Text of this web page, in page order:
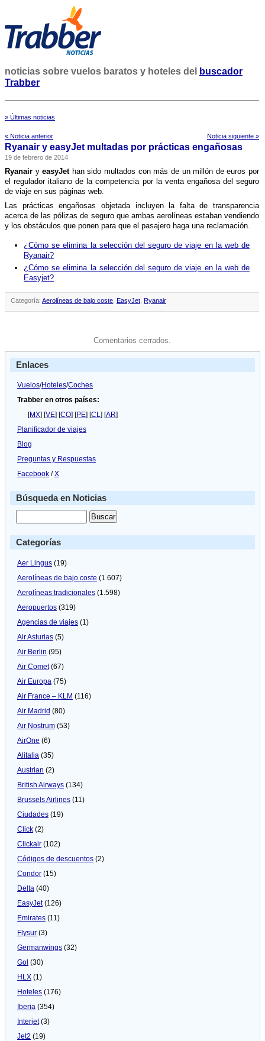
noticias sobre vuelos baratos y hoteles del
buscador
Trabber
» Últimas noticias
« Noticia anterior Noticia siguiente »
Ryanair y easyJet multadas por prácticas engañosas
19 de febrero de 2014
Ryanair yeasyJet han sido multados con más de un millón de euros por
el regulador italiano de la competencia por la venta engañosa del seguro
de viaje en sus páginas web.
Las prácticas engañosas objetada incluyen la falta de transparencia
acerca de las pólizas de seguro que ambas aerolí­neas estaban vendiendo
y los obstáculos que ponen para que el pasajero haga una reclamación.
¿Cómo se elimina la selección del seguro de viaje en la web de
Ryanair?
¿Cómo se elimina la selección del seguro de viaje en la web de
Easyjet?
Categoría: Aerolíneas de bajo coste EasyJet Ryanair
Comentarios cerrados.
Enlaces
Vuelos/Hoteles/Coches
Trabber en otros países:
[MX] [VE] [CO] [PE] [CL] [AR]
Planificador de viajes
Blog
Preguntas y Respuestas
Facebook /X
Búsqueda en Noticias
Categorías
Aer Lingus (19)
Aerolíneas de bajo coste (1.607)
Aerolíneas tradicionales (1.598)
Aeropuertos (319)
Agencias de viajes (1)
Air Asturias (5)
Air Berlin (95)
Air Comet(67)
Air Europa (75)
Air France – KLM (116)
Air Madrid (80)
Air Nostrum (53)
AirOne (6)
Alitalia (35)
Austrian (2)
British Airways (134)
Brussels Airlines (11)
Ciudades (19)
Click (2)
Clickair (102)
Códigos de descuentos (2)
Condor (15)
Delta (40)
EasyJet(126)
Emirates (11)
Flysur (3)
Germanwings (32)
Gol (30)
HLX (1)
Hoteles (176)
Iberia (354)
Interjet(3)
Jet2 (19)